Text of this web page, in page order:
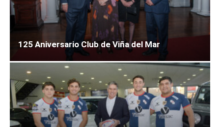
125 Aniversario Club de Viña del Mar